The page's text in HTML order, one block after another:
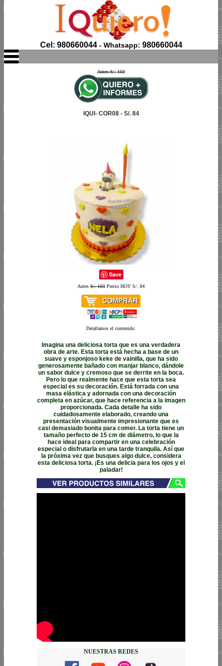
Cel: 980660044- Whatsapp: 980660044
Antes S/. 103
IQUI- COR08 - S/. 84
Save
Antes S/. 103 Precio HOY S/. 84
Detallamos el contenido:
Imagina una deliciosa torta que es una verdadera
obra de arte. Esta torta está hecha a base de un
suave y esponjoso keke de vainilla, que ha sido
generosamente bañado con manjar blanco, dándole
un sabor dulce y cremoso que se derrite en la boca.
Pero lo que realmente hace que esta torta sea
especial es su decoración. Está forrada con una
masa elástica y adornada con una decoración
completa en azúcar, que hace referencia a la imagen
proporcionada. Cada detalle ha sido
cuidadosamente elaborado, creando una
presentación visualmente impresionante que es
casi demasiado bonita para comer. La torta tiene un
tamaño perfecto de 15 cm de diámetro, lo que la
hace ideal para compartir en una celebración
especial o disfrutarla en una tarde tranquila. Así que
la próxima vez que busques algo dulce, considera
esta deliciosa torta. ¡Es una delicia para los ojos y el
paladar!
NUESTRAS REDES